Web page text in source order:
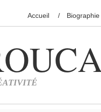
Accueil Biographie